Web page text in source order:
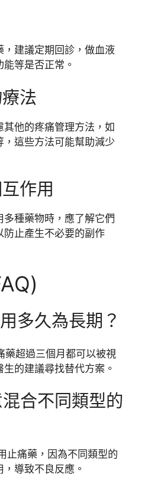
建議定期回診，做血液
等是否正常。
法
他的疼痛管理方法，如
這些方法可能幫助減少
作用
種藥物時，應了解它們
防止產生不必要的副作
多久為長期？
藥超過三個月都可以被視
的建議尋找替代方案。
合不同類型的
止痛藥，因為不同類型的
導致不良反應。